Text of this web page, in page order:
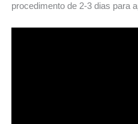
procedimento de 2-3 dias para